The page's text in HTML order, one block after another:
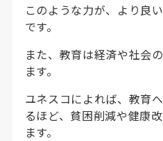
このような力が、より良
です。
また、教育は経済や社会
ます。
ユネスコによれば、教育
るほど、貧困削減や健康
ます。